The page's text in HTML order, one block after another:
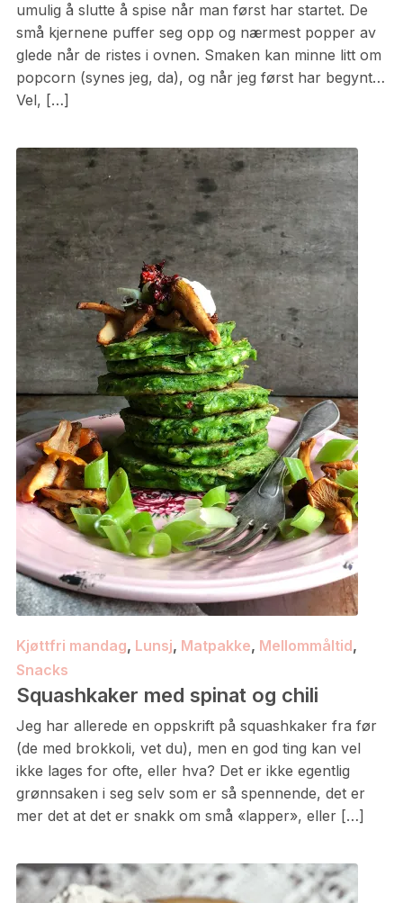
umulig å slutte å spise når man først har startet. De
små kjernene puffer seg opp og nærmest popper av
glede når de ristes i ovnen. Smaken kan minne litt om
popcorn (synes jeg, da), og når jeg først har begynt…
Vel, […]
Kjøttfri mandag, Lunsj, Matpakke, Mellommåltid,
Snacks
Squashkaker med spinat og chili
Jeg har allerede en oppskrift på squashkaker fra før
(de med brokkoli, vet du), men en god ting kan vel
ikke lages for ofte, eller hva? Det er ikke egentlig
grønnsaken i seg selv som er så spennende, det er
mer det at det er snakk om små «lapper», eller […]